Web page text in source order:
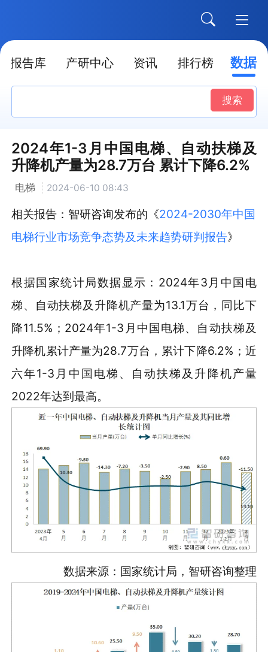
报告库 产研中心 资讯 排行榜 数据
搜索
2024年1-3月中国电梯、自动扶梯及
升降机产量为28.7万台 累计下降6.2%
电梯 2024-06-10 08:43
相关报告：智研咨询发布的《2024-2030年中国
电梯行业市场竞争态势及未来趋势研判报告》
根据国家统计局数据显示：2024年3月中国电
梯、自动扶梯及升降机产量为13.1万台，同比下
降11.5%；2024年1-3月中国电梯、自动扶梯及
升降机累计产量为28.7万台，累计下降6.2%；近
六年1-3月中国电梯、自动扶梯及升降机产量
2022年达到最高。
数据来源：国家统计局，智研咨询整理